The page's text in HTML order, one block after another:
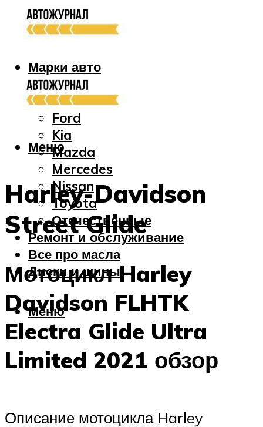
Марки авто
Audi
Bmw
Ford
Kia
Mazda
Mercedes
Nissan
Toyota
Отечественные
Ремонт и обслуживание
Все про масла
Диски и шины
Меню
Меню
Harley-Davidson
Street Glide
Мотоцикл Harley
Davidson FLHTK
Electra Glide Ultra
Limited 2021 обзор
Описание мотоцикла Harley